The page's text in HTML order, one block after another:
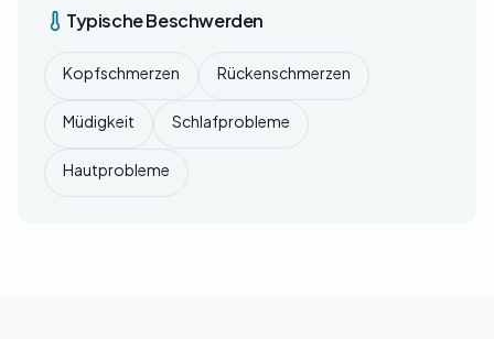
Typische Beschwerden
Kopfschmerzen Rückenschmerzen
Müdigkeit Schlafprobleme
Hautprobleme